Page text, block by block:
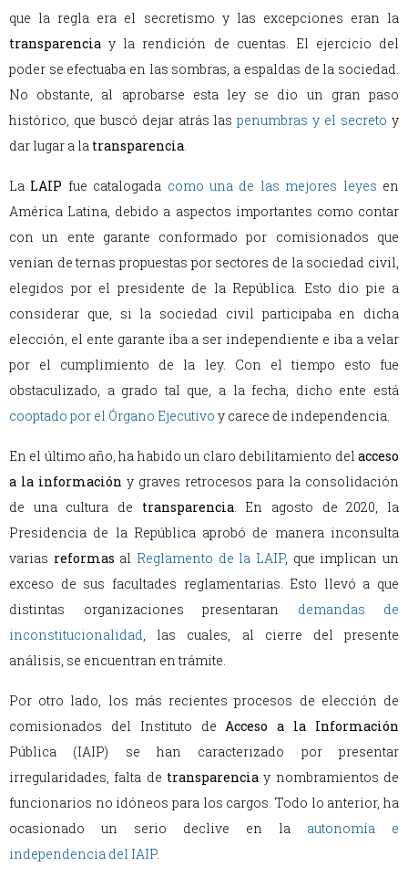
que la regla era el secretismo y las excepciones eran la
transparenciay la rendición de cuentas. El ejercicio del
poder se efectuaba en las sombras, a espaldas de la sociedad.
No obstante, al aprobarse esta ley se dio un gran paso
histórico, que buscó dejar atrás las penumbras y el secreto y
dar lugar a la transparencia.
La LAIP fue catalogada como una de las mejores leyes en
América Latina, debido a aspectos importantes como contar
con un ente garante conformado por comisionados que
venían de ternas propuestas por sectores de la sociedad civil,
elegidos por el presidente de la República. Esto dio pie a
considerar que, si la sociedad civil participaba en dicha
elección, el ente garante iba a ser independiente e iba a velar
por el cumplimiento de la ley. Con el tiempo esto fue
obstaculizado, a grado tal que, a la fecha, dicho ente está
cooptado por el Órgano Ejecutivo y carece de independencia.
En el último año, ha habido un claro debilitamiento del acceso
a la información y graves retrocesos para la consolidación
de una cultura de transparencia. En agosto de 2020, la
Presidencia de la República aprobó de manera inconsulta
varias reformas al Reglamento de la LAIP, que implican un
exceso de sus facultades reglamentarias. Esto llevó a que
distintas organizaciones presentaran
demandas de
inconstitucionalidad, las cuales, al cierre del presente
análisis, se encuentran en trámite.
Por otro lado, los más recientes procesos de elección de
comisionados del Instituto deAcceso a la Información
Pública (IAIP) se han caracterizado por presentar
irregularidades, falta de transparencia y nombramientos de
funcionarios no idóneos para los cargos. Todo lo anterior, ha
ocasionado un serio declive en la
autonomía e
independencia del IAIP.